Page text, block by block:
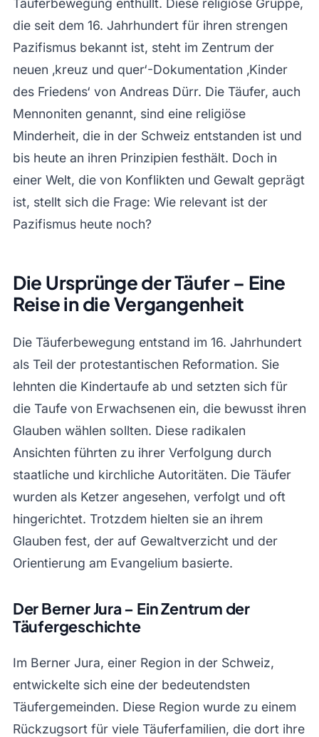
Täuferbewegung enthüllt. Diese religiöse Gruppe,
die seit dem 16. Jahrhundert für ihren strengen
Pazifismus bekannt ist, steht im Zentrum der
neuen ‚kreuz und quer‘-Dokumentation ‚Kinder
des Friedens‘ von Andreas Dürr. Die Täufer, auch
Mennoniten genannt, sind eine religiöse
Minderheit, die in der Schweiz entstanden ist und
bis heute an ihren Prinzipien festhält. Doch in
einer Welt, die von Konflikten und Gewalt geprägt
ist, stellt sich die Frage: Wie relevant ist der
Pazifismus heute noch?
Die Ursprünge der Täufer – Eine
Reise in die Vergangenheit
Die Täuferbewegung entstand im 16. Jahrhundert
als Teil der protestantischen Reformation. Sie
lehnten die Kindertaufe ab und setzten sich für
die Taufe von Erwachsenen ein, die bewusst ihren
Glauben wählen sollten. Diese radikalen
Ansichten führten zu ihrer Verfolgung durch
staatliche und kirchliche Autoritäten. Die Täufer
wurden als Ketzer angesehen, verfolgt und oft
hingerichtet. Trotzdem hielten sie an ihrem
Glauben fest, der auf Gewaltverzicht und der
Orientierung am Evangelium basierte.
Der Berner Jura – Ein Zentrum der
Täufergeschichte
Im Berner Jura, einer Region in der Schweiz,
entwickelte sich eine der bedeutendsten
Täufergemeinden. Diese Region wurde zu einem
Rückzugsort für viele Täuferfamilien, die dort ihre